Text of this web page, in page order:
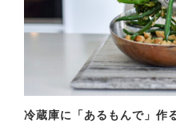
冷蔵庫に「あるもんで」作